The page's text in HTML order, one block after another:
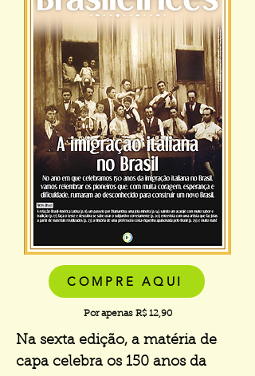
COMPRE AQUI
Por apenas R$ 12,90
Na sexta edição, a matéria de
capa celebra os 150 anos da